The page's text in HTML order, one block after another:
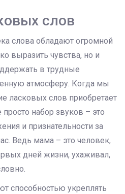
слов
слова обладают огромной
выразить чувства, но и
в трудные
атмосферу. Когда мы
ласковых слов приобретает
набор звуков – это
и признательности за
Ведь мама – это человек,
дней жизни, ухаживал,
способностью укреплять